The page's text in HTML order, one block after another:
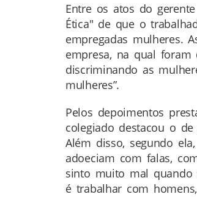
Entre os atos do
Ética" de que o
empregadas mulheres.
empresa, na qual
discriminando as
mulheres”.
Pelos depoimentos
colegiado destacou o
Além disso, segundo
adoeciam com falas,
sinto muito mal quando
é trabalhar com